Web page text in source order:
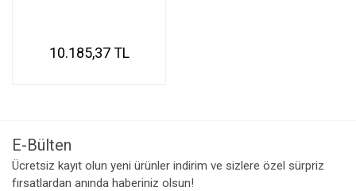
10.185,37 TL
E-Bülten
Ücretsiz kayıt olun yeni ürünler indirim ve sizlere özel sürpriz
fırsatlardan anında haberiniz olsun!